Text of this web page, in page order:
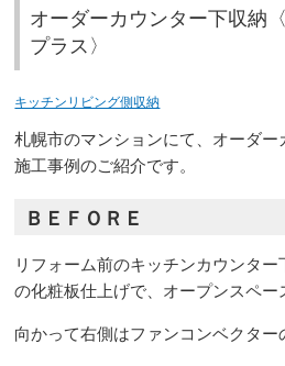
オーダーカウンター下収納
プラス〉
キッチンリビング側収納
札幌市のマンションにて、オーダ
施工事例のご紹介です。
ＢＥＦＯＲＥ
リフォーム前のキッチンカウンタ
の化粧板仕上げで、オープンスペー
向かって右側はファンコンベクター